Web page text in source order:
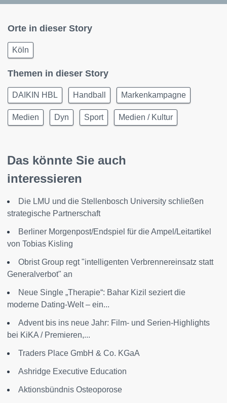
Orte in dieser Story
Köln
Themen in dieser Story
DAIKIN HBL Handball Markenkampagne
Medien Dyn Sport Medien / Kultur
Das könnte Sie auch
interessieren
Die LMU und die Stellenbosch University schließen
strategische Partnerschaft
Berliner Morgenpost/Endspiel für die Ampel/Leitartikel
von Tobias Kisling
Obrist Group regt "intelligenten Verbrennereinsatz statt
Generalverbot" an
Neue Single „Therapie“: Bahar Kizil seziert die
moderne Dating-Welt – ein...
Advent bis ins neue Jahr: Film- und Serien-Highlights
bei KiKA / Premieren,...
Traders Place GmbH & Co. KGaA
Ashridge Executive Education
Aktionsbündnis Osteoporose